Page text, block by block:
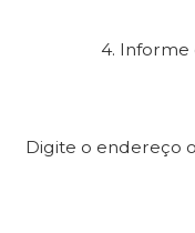
4.
Digite o endereço